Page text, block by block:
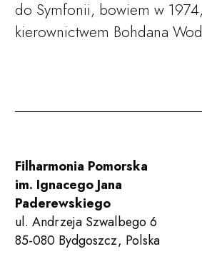
do Symfonii, bowiem w
kierownictwem Bohdana
Filharmonia Pomorska
im. Ignacego Jana
Paderewskiego
ul. Andrzeja Szwalbego 6
85-080 Bydgoszcz, Polska